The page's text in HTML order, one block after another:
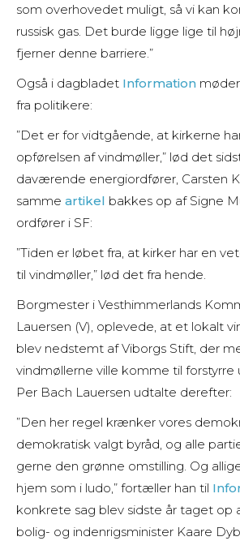
som overhovedet muligt, så vi kan
russisk gas. Det burde ligge lige til
fjerner denne barriere.”
Også i dagbladet Information
fra politikere:
”Det er for vidtgående, at kirkerne
opførelsen af vindmøller,” lød det
daværende energiordfører, Carsten
samme artikel bakkes op af Signe
ordfører i SF:
”Tiden er løbet fra, at kirker har en
til vindmøller,” lød det fra hende.
Borgmester i Vesthimmerlands
Lauersen (V), oplevede, at et lokalt
blev nedstemt af Viborgs Stift, der
vindmøllerne ville komme til forstyrre
Per Bach Lauersen udtalte derefter:
”Den her regel krænker vores
demokratisk valgt byråd, og alle
gerne den grønne omstilling. Og
hjem som i ludo,” fortæller han til
konkrete sag blev sidste år taget op
bolig- og indenrigsminister Kaare